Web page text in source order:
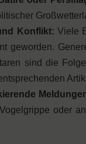
Konflikt: Viele
geworden.
sind die
oder